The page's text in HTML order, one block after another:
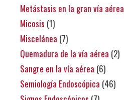
Metástasis en la gran vía aérea
Micosis (1)
Miscelánea (7)
Quemadura de la vía aérea (2)
Sangre en la vía aérea (6)
Semiología Endoscópica (46)